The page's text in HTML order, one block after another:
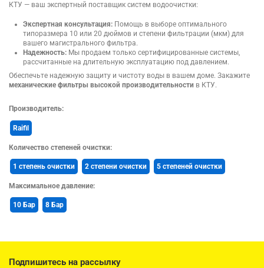
КТУ — ваш экспертный поставщик систем водоочистки:
Экспертная консультация: Помощь в выборе оптимального
типоразмера 10 или 20 дюймов и степени фильтрации (мкм) для
вашего магистрального фильтра.
Надежность: Мы продаем только сертифицированные системы,
рассчитанные на длительную эксплуатацию под давлением.
Обеспечьте надежную защиту и чистоту воды в вашем доме. Закажите
механические фильтры высокой производительности в КТУ.
Производитель:
Raifil
Количество степеней очистки:
1 степень очистки 2 степени очистки 5 степеней очистки
Максимальное давление:
10 Бар 8 Бар
Подпишитесь на рассылку